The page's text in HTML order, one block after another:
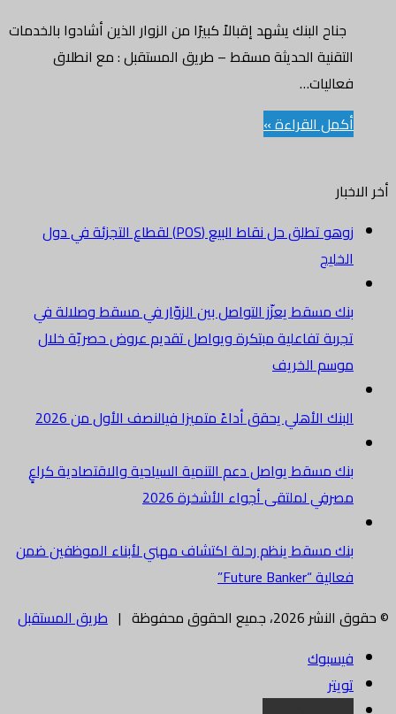
جناح البنك يشهد إقبالاً كبيرًا من الزوار الذين أشادوا بالخدمات
التقنية الحديثة مسقط – طريق المستقبل : مع انطلاق
فعاليات…
أكمل القراءة »
أخر الاخبار
زوهو تطلق حل نقاط البيع (POS) لقطاع التجزئة في دول
الخليج
بنك مسقط يعزّز التواصل بين الزوّار في مسقط وصلالة في
تجربة تفاعلية مبتكرة ويواصل تقديم عروض حصريّة خلال
موسم الخريف
البنك الأهلي يحقق أداءً متميزا فيالنصف الأول من 2026
بنك مسقط يواصل دعم التنمية السياحية والاقتصادية كراعٍ
مصرفي لملتقى أجواء الأشخرة 2026
بنك مسقط ينظم رحلة اكتشاف مهني لأبناء الموظفين ضمن
فعالية “Future Banker”
© حقوق النشر 2026، جميع الحقوق محفوظة |
طريق المستقبل
فيسبوك
تويتر